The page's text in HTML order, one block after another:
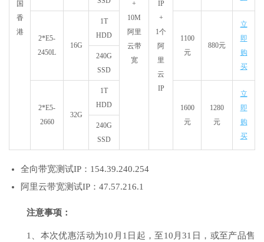
国
香
港
+
10M
阿里
云带
宽
IP
+
1个
阿
里
云
IP
2*E5-
2450L
16G
1T
HDD
1100
元
880元
立
即
购
买
240G
SSD
2*E5-
2660
32G
1T
HDD
1600
元
1280
元
立
即
购
买
240G
SSD
全向带宽测试IP：154.39.240.254
阿里云带宽测试IP：47.57.216.1
注意事项：
1、本次优惠活动为10月1日起，至10月31日，或至产品售